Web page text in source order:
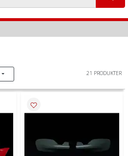
21 PRODUKTER